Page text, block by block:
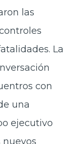
las
La
con
una
ejecutivo